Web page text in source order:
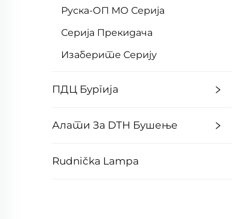
Руска-ОП МО Серија
Серија Прекидача
Изаберите Серију
ПДЦ Бургија
Алати За DTH Бушење
Rudnička Lampa